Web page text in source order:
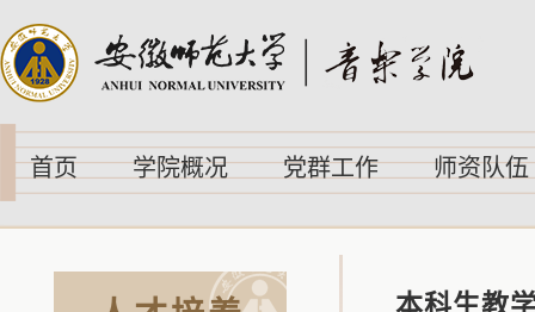
首页 学院概况 党群工作 师资队伍
本科生教